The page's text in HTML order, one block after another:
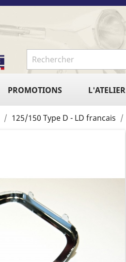
PROMOTIONS L'ATELIER
125/150 Type D - LD francais